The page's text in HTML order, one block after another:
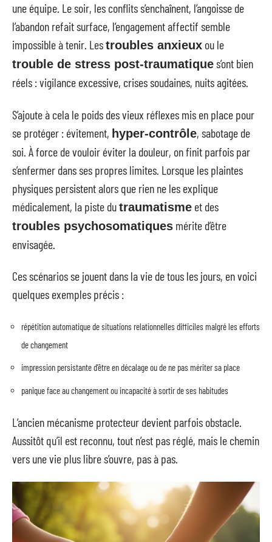
une équipe. Le soir, les conflits s’enchaînent, l’angoisse de
l’abandon refait surface, l’engagement affectif semble
impossible à tenir. Lestroubles anxieux ou le
trouble de stress post-traumatiques’ont bien
réels : vigilance excessive, crises soudaines, nuits agitées.
S’ajoute à cela le poids des vieux réflexes mis en place pour
se protéger : évitement, hyper-contrôle, sabotage de
soi. À force de vouloir éviter la douleur, on finit parfois par
s’enfermer dans ses propres limites. Lorsque les plaintes
physiques persistent alors que rien ne les explique
médicalement, la piste dutraumatisme et des
troubles psychosomatiques mérite d’être
envisagée.
Ces scénarios se jouent dans la vie de tous les jours, en voici
quelques exemples précis :
répétition automatique de situations relationnelles difficiles malgré les efforts
de changement
impression persistante d’être en décalage ou de ne pas mériter sa place
panique face au changement ou incapacité à sortir de ses habitudes
L’ancien mécanisme protecteur devient parfois obstacle.
Aussitôt qu’il est reconnu, tout n’est pas réglé, mais le chemin
vers une vie plus libre s’ouvre, pas à pas.